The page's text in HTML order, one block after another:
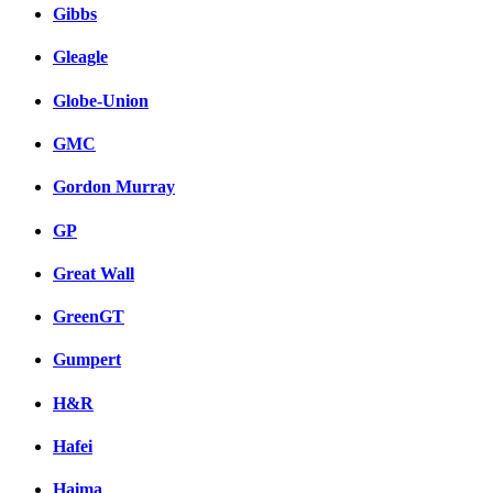
Gibbs
Gleagle
Globe-Union
GMC
Gordon Murray
GP
Great Wall
GreenGT
Gumpert
H&R
Hafei